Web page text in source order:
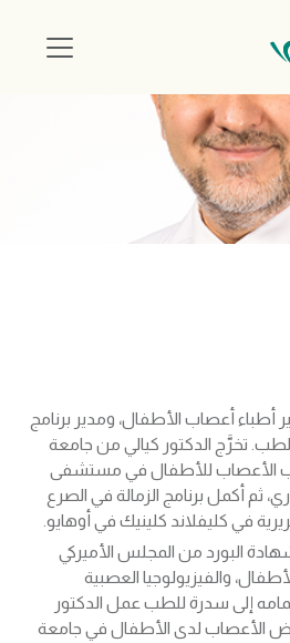
أطباء أعصاب الأطفال، ومدير برنامج
تخرَّج الدكتور كيالي من جامعة
الأعصاب للأطفال في مستشفى
ثم أكمل برنامج الزمالة في الصرع
في كليفلاند كلينيك في أوهايو.
البورد من المجلس الأميركي
والفيزيولوجيا العصبية
إلى سدرة للطب عمل الدكتور
الأعصاب لدى الأطفال في جامعة